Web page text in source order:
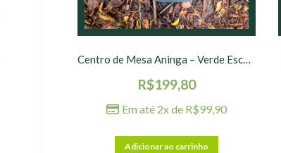
Centro de Mesa Aninga – Verde Escuro – 45 x 50 cm
R$199,80
Em até 2x de R$99,90
Adicionar ao carrinho